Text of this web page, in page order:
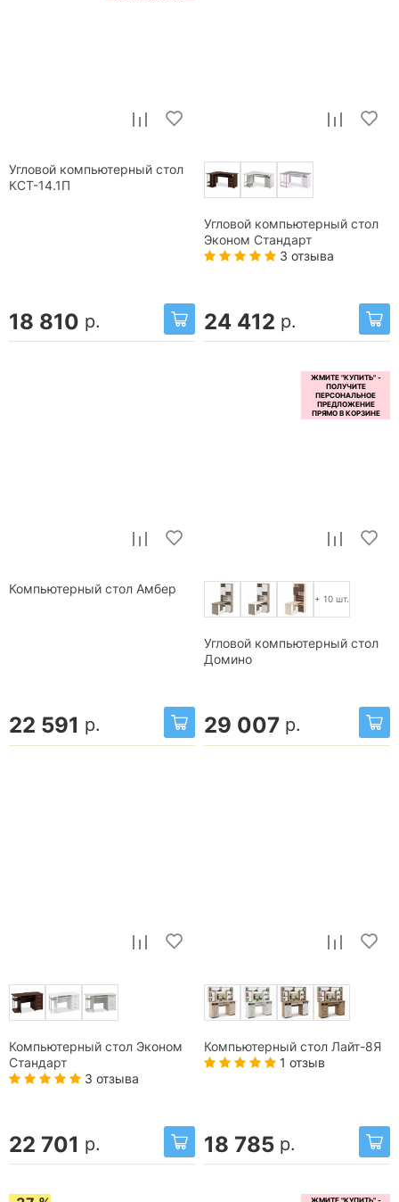
Угловой компьютерный стол
КСТ-14.1П
18 810 р.
Угловой компьютерный стол
Эконом Стандарт
3 отзыва
24 412 р.
Компьютерный стол Амбер
22 591 р.
+ 10 шт.
Угловой компьютерный стол
Домино
29 007 р.
Компьютерный стол Эконом
Стандарт
3 отзыва
22 701 р.
Компьютерный стол Лайт-8Я
1 отзыв
18 785 р.